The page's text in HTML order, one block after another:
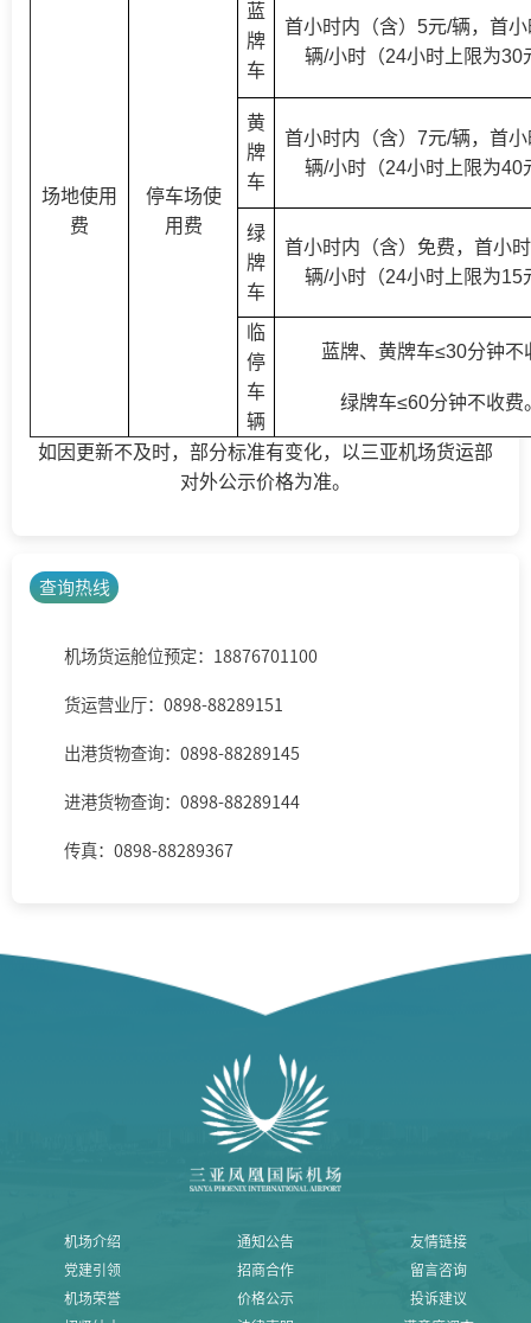
场地使用
费
停车场使
用费
蓝
牌
车
首小时内（含） 5元/辆，首
辆/小时（24小时上限为30
黄
牌
车
首小时内（含） 7元/辆，首
辆/小时（24小时上限为40
绿
牌
车
首小时内（含）免费，首小
辆/小时（24小时上限为15
临
停
车
辆
蓝牌、黄牌车≤30分钟不
绿牌车≤60分钟不收费
如因更新不及时，部分标准有变化，以 三亚机场货运部
对外公示价格为准。
查询热线
机场货运舱位预定：18876701100
货运营业厅：0898-88289151
出港货物查询：0898-88289145
进港货物查询：0898-88289144
传真：0898-88289367
机场介绍
党建引领
机场荣誉
通知公告
招商合作
价格公示
友情链接
留言咨询
投诉建议